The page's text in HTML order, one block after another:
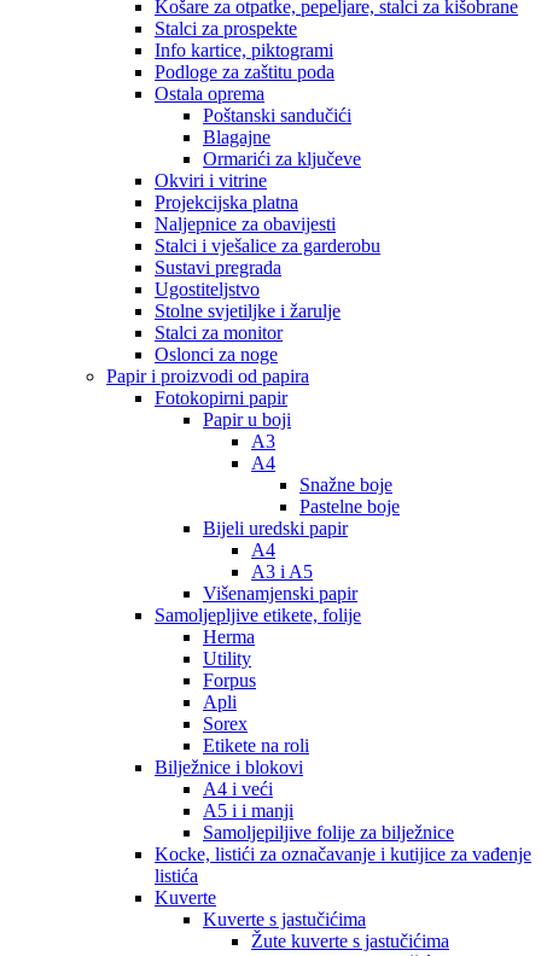
Košare za otpatke, pepeljare, stalci za kišobrane
Stalci za prospekte
Info kartice, piktogrami
Podloge za zaštitu poda
Ostala oprema
Poštanski sandučići
Blagajne
Ormarići za ključeve
Okviri i vitrine
Projekcijska platna
Naljepnice za obavijesti
Stalci i vješalice za garderobu
Sustavi pregrada
Ugostiteljstvo
Stolne svjetiljke i žarulje
Stalci za monitor
Oslonci za noge
Papir i proizvodi od papira
Fotokopirni papir
Papir u boji
A3
A4
Snažne boje
Pastelne boje
Bijeli uredski papir
A4
A3 i A5
Višenamjenski papir
Samoljepljive etikete, folije
Herma
Utility
Forpus
Apli
Sorex
Etikete na roli
Bilježnice i blokovi
A4 i veći
A5 i i manji
Samoljepiljive folije za bilježnice
Kocke, listići za označavanje i kutijice za vađenje
listića
Kuverte
Kuverte s jastučićima
Žute kuverte s jastučićima